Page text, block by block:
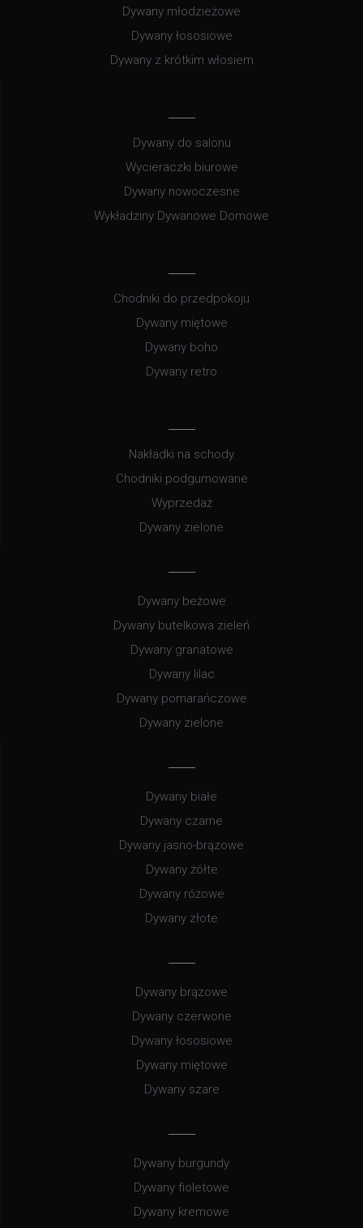
Dywany młodzieżowe
Dywany łososiowe
Dywany z krótkim włosiem
Dywany do salonu
Wycieraczki biurowe
Dywany nowoczesne
Wykładziny Dywanowe Domowe
Chodniki do przedpokoju
Dywany miętowe
Dywany boho
Dywany retro
Nakładki na schody
Chodniki podgumowane
Wyprzedaż
Dywany zielone
Dywany beżowe
Dywany butelkowa zieleń
Dywany granatowe
Dywany lilac
Dywany pomarańczowe
Dywany zielone
Dywany białe
Dywany czarne
Dywany jasno-brązowe
Dywany żółte
Dywany różowe
Dywany złote
Dywany brązowe
Dywany czerwone
Dywany łososiowe
Dywany miętowe
Dywany szare
Dywany burgundy
Dywany fioletowe
Dywany kremowe